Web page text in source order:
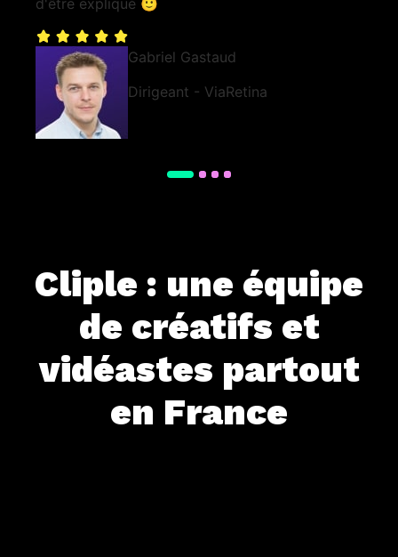
Gabriel Gastaud
Dirigeant - ViaRetina
Cliple : une équipe
de créatifs et
vidéastes partout
en France